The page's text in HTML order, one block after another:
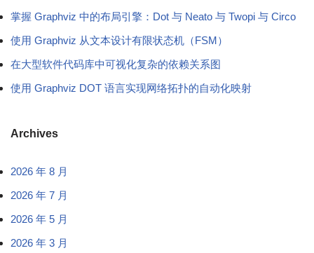
掌握 Graphviz 中的布局引擎：Dot 与 Neato 与 Twopi 与 Circo
使用 Graphviz 从文本设计有限状态机（FSM）
在大型软件代码库中可视化复杂的依赖关系图
使用 Graphviz DOT 语言实现网络拓扑的自动化映射
Archives
2026 年 8 月
2026 年 7 月
2026 年 5 月
2026 年 3 月